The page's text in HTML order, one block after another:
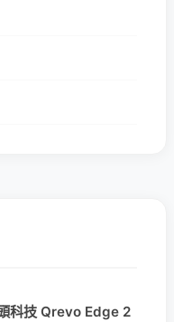
科技 Qrevo Edge 2